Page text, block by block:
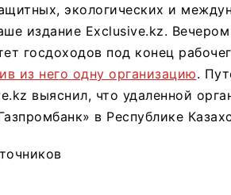
экологических и
издание Exclusive.kz.
госдоходов под конец
из него одну организацию.
выяснил, что удаленной
в Республике